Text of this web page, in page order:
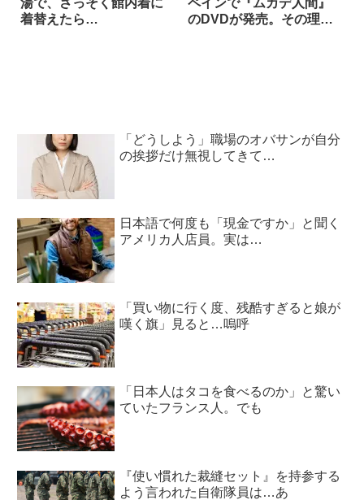
着替えたら…
のDVDが発売。その理由
「どうしよう」職場のオバサンが自分
の挨拶だけ無視してきて…
日本語で何度も「現金ですか」と聞く
アメリカ人店員。実は…
「買い物に行く度、残酷すぎると娘が
嘆く旗」見ると…嗚呼
「日本人はタコを食べるのか」と驚い
ていたフランス人。でも
『使い慣れた裁縫セット』を持参する
よう言われた自衛隊員は…あ